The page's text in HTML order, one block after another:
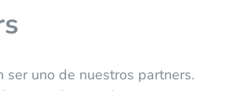
ser uno de nuestros partners.